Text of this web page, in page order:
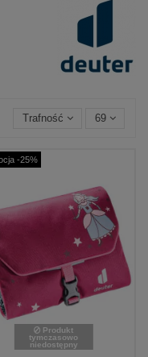
Trafność 69
-25%
Produkt
tymczasowo
niedostępny